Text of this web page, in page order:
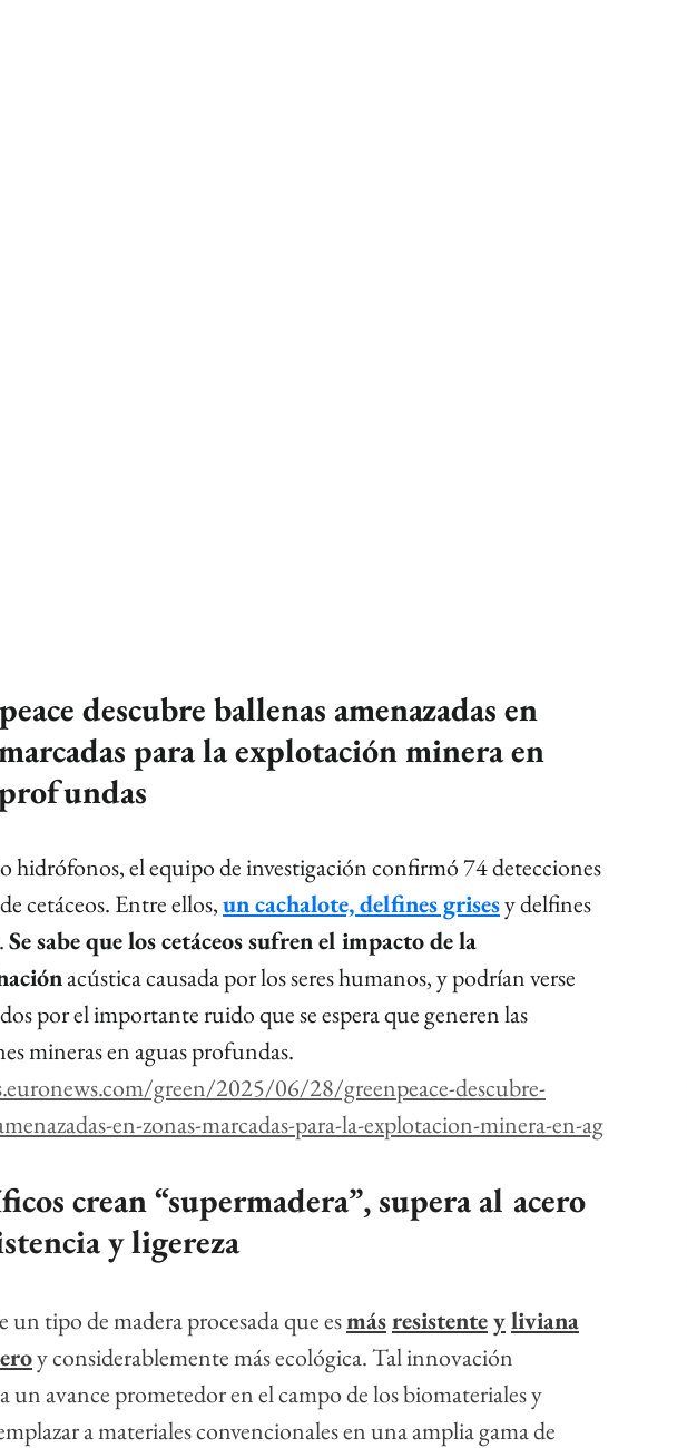
descubre ballenas amenazadas en
para la explotación minera en
hidrófonos, el equipo de investigación confirmó 74 detecciones
cetáceos. Entre ellos, un cachalote, delfines grises y delfines
Se sabe que los cetáceos sufren el impacto de la
acústica causada por los seres humanos, y podrían verse
por el importante ruido que se espera que generen las
mineras en aguas profundas.
green/2025/06/28/greenpeace-descubre-
en-zonas-marcadas-para-la-explotacion-minera-en-ag
crean “supermadera”, supera al acero
y ligereza
un tipo de madera procesada que es másresistenteyliviana
y considerablemente más ecológica. Tal innovación
un avance prometedor en el campo de los biomateriales y
a materiales convencionales en una amplia gama de